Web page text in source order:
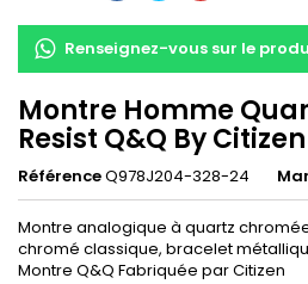
Renseignez-vous sur le
Montre Homme
Resist Q&Q By
RéférenceQ978J204-328-24
Montre analogique à quartz
chromé classique, bracelet
Montre Q&Q Fabriquée par Citizen